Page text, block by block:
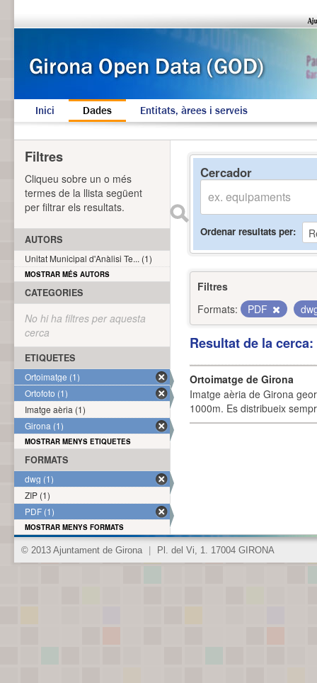
Inici Dades Entitats, àrees i serveis
Cercador
Ordenar resultats per
Filtres
Formats:
PDF
Resultat de la
Ortoimatge de Girona
Imatge aèria de Girona
1000m. Es distribueix
Filtres
Cliqueu sobre un o més
termes de la llista següent
per filtrar els resultats.
AUTORS
Unitat Municipal d'Anàlisi Te... (1)
MOSTRAR MÉS AUTORS
CATEGORIES
No hi ha filtres per aquesta
cerca
ETIQUETES
Ortoimatge (1)
Ortofoto (1)
Imatge aèria (1)
Girona (1)
MOSTRAR MENYS ETIQUETES
FORMATS
dwg (1)
ZIP (1)
PDF (1)
MOSTRAR MENYS FORMATS
© 2013 Ajuntament de Girona Pl. del Vi, 1. 17004 GIRONA